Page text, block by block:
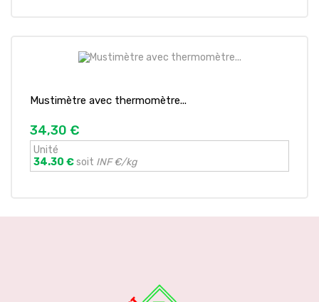
Mustimètre avec thermomètre...
34,30 €
Unité
34.30 €soit INF €/kg